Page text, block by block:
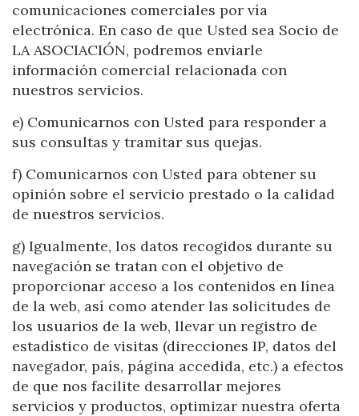
comunicaciones comerciales por vía
electrónica. En caso de que Usted sea Socio de
LA ASOCIACIÓN, podremos enviarle
información comercial relacionada con
nuestros servicios.
e) Comunicarnos con Usted para responder a
sus consultas y tramitar sus quejas.
f) Comunicarnos con Usted para obtener su
opinión sobre el servicio prestado o la calidad
de nuestros servicios.
g) Igualmente, los datos recogidos durante su
navegación se tratan con el objetivo de
proporcionar acceso a los contenidos en línea
de la web, así como atender las solicitudes de
los usuarios de la web, llevar un registro de
estadístico de visitas (direcciones IP, datos del
navegador, país, página accedida, etc.) a efectos
de que nos facilite desarrollar mejores
servicios y productos, optimizar nuestra oferta
Analytics and personalization
They allow the monitoring and analysis of the behavior of
the users of this website. The information collected
through this type of cookies is used to measure the activity
of the web for the elaboration of user navigation profiles in
the usage data made by the users of the service. They
allow us to save the user's preference information to
improve the quality of our services and to offer a better
Marketing and advertising
preferences and personal choices of the user through the
continuous observation of their browsing habits. Thanks to
them, we can know the browsing habits on the website and
display advertising related to the user's browsing profile.